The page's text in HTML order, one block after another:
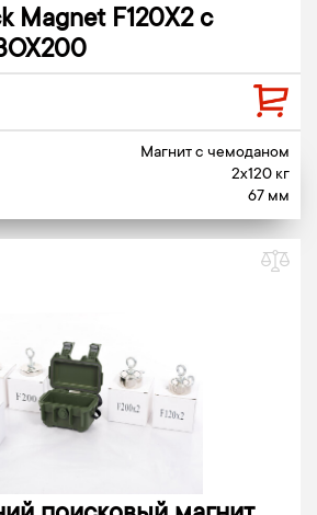
Magnet F120X2 c
Магнит c чемоданом
2x120 кг
67 мм